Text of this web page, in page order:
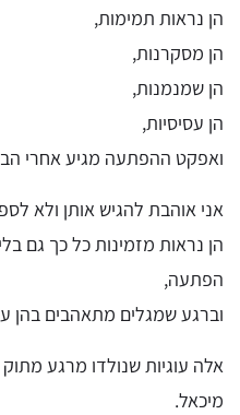
הן נראות תמימות,
הן מסקרנות,
הן שמנמנות,
הן עסיסיות,
ואפקט ההפתעה מגיע אחרי
אני אוהבת להגיש אותן ולא
הן נראות מזמינות כל כך גם
הפתעה,
וברגע שמגלים מתאהבים בהן
אלה עוגיות שנולדו מרגע
מיכאל.